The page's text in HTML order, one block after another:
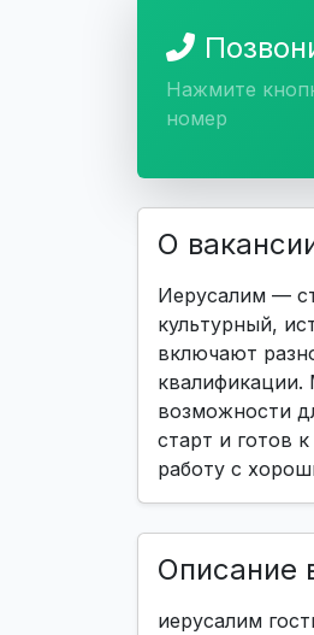
Нажмите
номер
О
Иерусалим —
культурный,
включают
квалификации.
возможности
старт и готов
работу с
Описание
иерусалим